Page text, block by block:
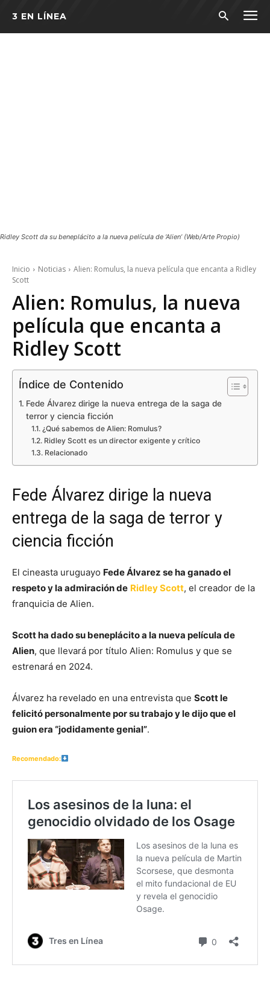
3 EN LÍNEA
Ridley Scott da su beneplácito a la nueva película de ‘Alien’ (Web/Arte Propio)
Inicio Noticias
Alien: Romulus, la nueva película que encanta a Ridley
Scott
Alien: Romulus, la nueva
película que encanta a
Ridley Scott
Índice de Contenido
Fede Álvarez dirige la nueva entrega de la saga de
terror y ciencia ficción
¿Qué sabemos de Alien: Romulus?
Ridley Scott es un director exigente y crítico
Relacionado
Fede Álvarez dirige la nueva
entrega de la saga de terror y
ciencia ficción
El cineasta uruguayo Fede Álvarez se ha ganado el
respeto y la admiración de Ridley Scott, el creador de la
franquicia de Alien.
Scott ha dado su beneplácito a la nueva película de
Alien, que llevará por título Alien: Romulus y que se
estrenará en 2024.
Álvarez ha revelado en una entrevista que Scott le
felicitó personalmente por su trabajo y le dijo que el
guion era “jodidamente genial”.
Recomendado: